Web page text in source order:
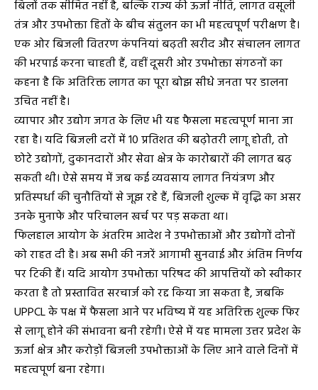
बिलों तक सीमित नहीं है, बल्कि राज्य की ऊर्जा नीति, लागत वसूली
तंत्र और उपभोक्ता हितों के बीच संतुलन का भी महत्वपूर्ण परीक्षण है।
एक ओर बिजली वितरण कंपनियां बढ़ती खरीद और संचालन लागत
की भरपाई करना चाहती हैं, वहीं दूसरी ओर उपभोक्ता संगठनों का
कहना है कि अतिरिक्त लागत का पूरा बोझ सीधे जनता पर डालना
उचित नहीं है।
व्यापार और उद्योग जगत के लिए भी यह फैसला महत्वपूर्ण माना जा
रहा है। यदि बिजली दरों में 10 प्रतिशत की बढ़ोतरी लागू होती, तो
छोटे उद्योगों, दुकानदारों और सेवा क्षेत्र के कारोबारों की लागत बढ़
सकती थी। ऐसे समय में जब कई व्यवसाय लागत नियंत्रण और
प्रतिस्पर्धा की चुनौतियों से जूझ रहे हैं, बिजली शुल्क में वृद्धि का असर
उनके मुनाफे और परिचालन खर्च पर पड़ सकता था।
फिलहाल आयोग के अंतरिम आदेश ने उपभोक्ताओं और उद्योगों दोनों
को राहत दी है। अब सभी की नजरें आगामी सुनवाई और अंतिम निर्णय
पर टिकी हैं। यदि आयोग उपभोक्ता परिषद की आपत्तियों को स्वीकार
करता है तो प्रस्तावित सरचार्ज को रद्द किया जा सकता है, जबकि
UPPCL के पक्ष में फैसला आने पर भविष्य में यह अतिरिक्त शुल्क फिर
से लागू होने की संभावना बनी रहेगी। ऐसे में यह मामला उत्तर प्रदेश के
ऊर्जा क्षेत्र और करोड़ों बिजली उपभोक्ताओं के लिए आने वाले दिनों में
महत्वपूर्ण बना रहेगा।